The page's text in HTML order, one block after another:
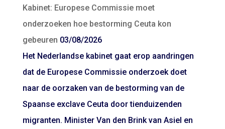
Kabinet: Europese Commissie moet
onderzoeken hoe bestorming Ceuta kon
gebeuren 03/08/2026
Het Nederlandse kabinet gaat erop aandringen
dat de Europese Commissie onderzoek doet
naar de oorzaken van de bestorming van de
Spaanse exclave Ceuta door tienduizenden
migranten. Minister Van den Brink van Asiel en